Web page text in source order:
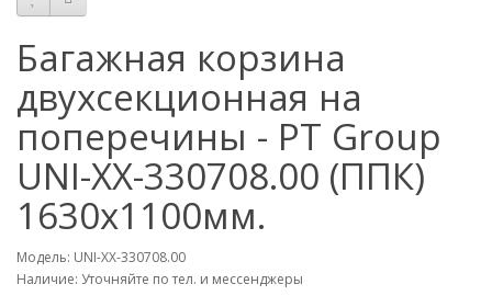
Багажная корзина
двухсекционная на
поперечины - PT Group
UNI-XX-330708.00 (ППК)
1630x1100мм.
Модель: UNI-ХХ-330708.00
Наличие: Уточняйте по тел. и мессенджеры